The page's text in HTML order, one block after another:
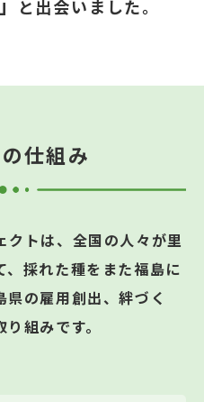
と出会いました。
仕組み
トは、 全国の人々が里
採れた種をまた福島に
県の雇用創出、絆づく
組みです。